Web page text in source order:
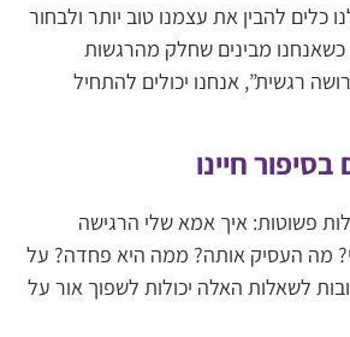
כלים להבין את עצמנו טוב יותר ולבחור
כשאנחנו מבינים שחלק מהרגשות
רגשית”, אנחנו יכולים להתחיל
חיינו
פשוטות: איך אמא שלי הרגישה
מה העסיק אותה? ממה היא פחדה? על
לשאלות האלה יכולות לשפוך אור על